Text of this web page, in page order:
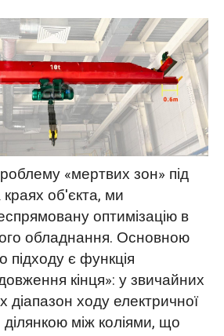
«мертвих зон» під
об'єкта, ми
оптимізацію в
обладнання. Основною
підходу є функція
кінця»: у звичайних
діапазон ходу електричної
між коліями, що